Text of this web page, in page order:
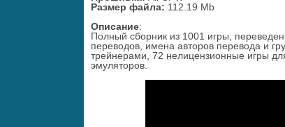
Размер файла: 112.19 Mb
Описание:
Полный сборник из 1001 игры,
переводов, имена авторов перевода и
трейнерами, 72 нелицензионные игры
эмуляторов.